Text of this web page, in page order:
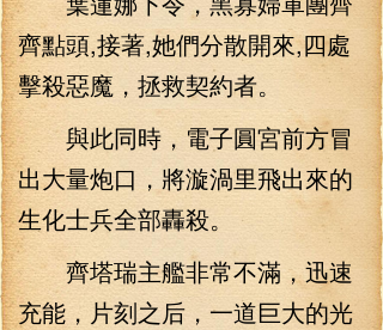
齊點頭,接著,她們分散開來,四處
擊殺惡魔，拯救契約者。
與此同時，電子圓宮前方冒
出大量炮口，將漩渦里飛出來的
生化士兵全部轟殺。
齊塔瑞主艦非常不滿，迅速
充能，片刻之后，一道巨大的光